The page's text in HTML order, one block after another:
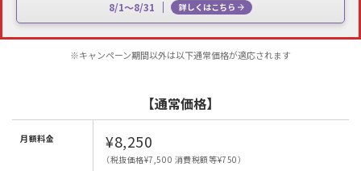
8/1～8/31 詳しくはこちら
※キャンペーン期間以外は以下通常価格が適応されます
【通常価格】
月額料金 ¥8,250
（税抜価格¥7,500 消費税額等¥750）